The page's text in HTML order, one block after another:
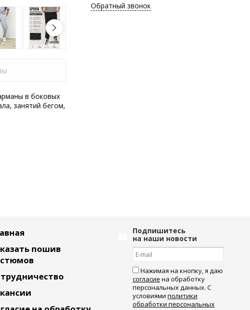
Обратный звонок
в боковых
занятий бегом,
пошив
Подпишитесь
на наши новости
Нажимая на кнопку, я даю
согласие на обработку
персональных данных. С
условиями политики
обработки персональных